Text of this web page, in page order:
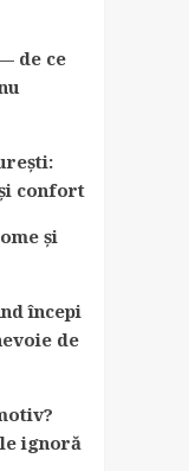
de ce
confort
și
începi
de
ignoră